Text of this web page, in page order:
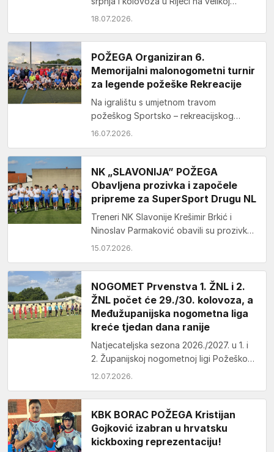
Državnoj završnici Plazma Sportskih
18.07.2026.
POŽEGA Organiziran 6.
Memorijalni malonogometni turnir
za legende požeške Rekreacije
Na igralištu s umjetnom travom
požeškog Sportsko – rekreacijskog
centra održan je Memorijalni
rekreativaca koji više nisu…
16.07.2026.
NK „SLAVONIJA” POŽEGA
Obavljena prozivka i započele
pripreme za SuperSport Drugu NL
Treneri NK Slavonije Krešimir Brkić i
Ninoslav Parmaković obavili su prozivku i
održali prvi trening u ponedjeljak. Slijedi
15.07.2026.
NOGOMET Prvenstva 1. ŽNL i 2.
ŽNL počet će 29./30. kolovoza, a
Međužupanijska nogometna liga
kreće tjedan dana ranije
Natjecateljska sezona 2026./2027. u 1. i
2. Županijskoj nogometnoj ligi Požeško –
slavonskoj počet će 29. i 30. kolovoza
12.07.2026.
KBK BORAC POŽEGA Kristijan
Gojković izabran u hrvatsku
kickboxing reprezentaciju!